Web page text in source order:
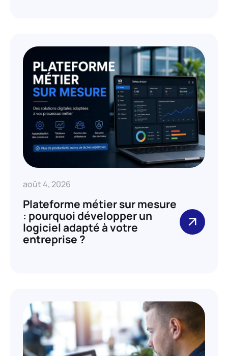
août 4, 2026
Plateforme métier sur mesure
: pourquoi développer un
logiciel adapté à votre
entreprise ?